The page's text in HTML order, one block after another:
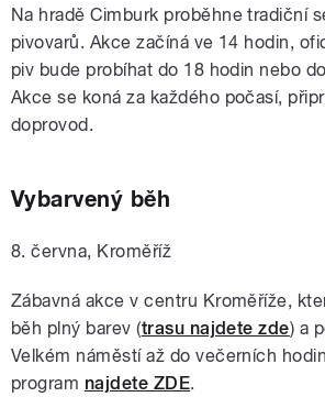
Na hradě Cimburk proběhne tradiční
pivovarů. Akce začíná ve 14 hodin,
piv bude probíhat do 18 hodin nebo
Akce se koná za každého počasí,
doprovod.
Vybarvený běh
8. června, Kroměříž
Zábavná akce v centru Kroměříže,
běh plný barev (trasu najdete zde) a
Velkém náměstí až do večerních
program najdete ZDE.